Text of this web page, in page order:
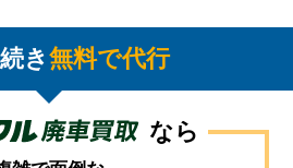
き無料で代行
なら